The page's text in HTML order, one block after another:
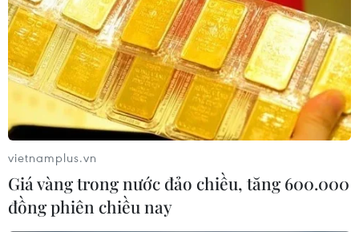
vietnamplus.vn
Giá vàng trong nước đảo chiều, tăng 600.000
đồng phiên chiều nay